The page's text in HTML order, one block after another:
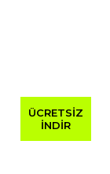
ÜCRETSİZ
İNDİR